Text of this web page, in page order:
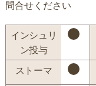
問合せください
インシュリ
ン投与
ストーマ